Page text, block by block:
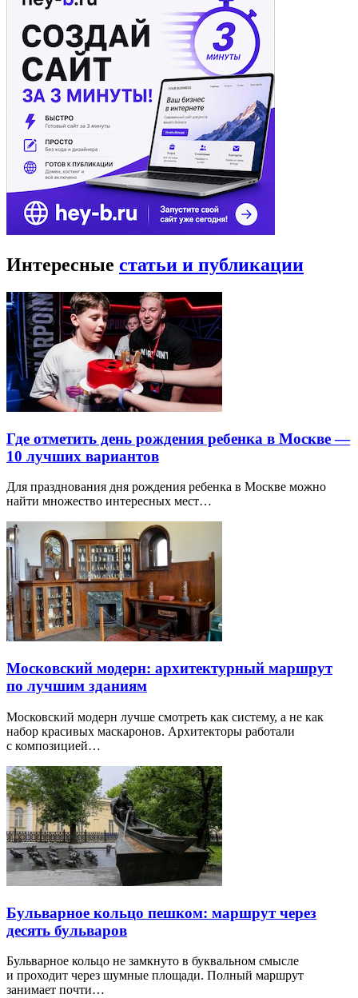
Интересные статьи и публикации
Где отметить день рождения ребенка в Москве —
10 лучших вариантов
Для празднования дня рождения ребенка в Москве можно
найти множество интересных мест…
Московский модерн: архитектурный маршрут
по лучшим зданиям
Московский модерн лучше смотреть как систему, а не как
набор красивых маскаронов. Архитекторы работали
с композицией…
Бульварное кольцо пешком: маршрут через
десять бульваров
Бульварное кольцо не замкнуто в буквальном смысле
и проходит через шумные площади. Полный маршрут
занимает почти…